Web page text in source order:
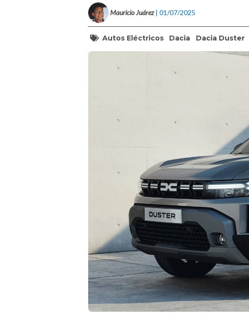
Mauricio Juárez | 01/07/2025
Autos Eléctricos Dacia Dacia Duster